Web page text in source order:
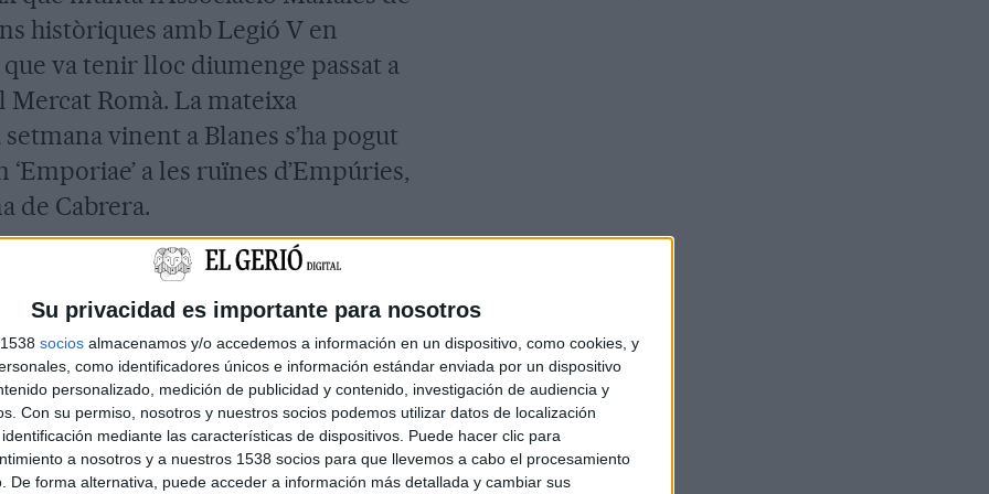
Su privacidad es importante para nosotros
socios almacenamos y/o accedemos a información en un dispositivo, como cookies, y
como identificadores únicos e información estándar enviada por un dispositivo
personalizado, medición de publicidad y contenido, investigación de audiencia y
Con su permiso, nosotros y nuestros socios podemos utilizar datos de localización
mediante las características de dispositivos. Puede hacer clic para
a nosotros y a nuestros 1538 socios para que llevemos a cabo el procesamiento
De forma alternativa, puede acceder a información más detallada y cambiar sus
històriques amb Legió V en
va tenir lloc diumenge passat a
Romà. La mateixa
vinent a Blanes s’ha pogut
a les ruïnes d’Empúries,
de Cabrera.
ha caracteritzat a aquesta entitat,
històrica que respecta de la
la lògica distància del temps i
en l’època romana.
del Passeig de Mar, a l’alçada del
a partir de la tarda del
divendres dia 19.